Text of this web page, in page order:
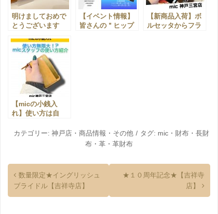
明けましておめで
とうございます
【イベント情報】
皆さんの＂ヒップ
【新商品入荷】ボ
ルセッタからフラ
【micの小銭入
れ】使い方は自
使い方もできちゃ
カテゴリー: 神戸店 ・ 商品情報 ・ その他 タグ: mic ・ 財布 ・ 長財
布 ・ 革 ・ 革財布
数量限定★イングリッシュ
ブライドル【吉祥寺店】
★１０周年記念★【吉祥寺
店】